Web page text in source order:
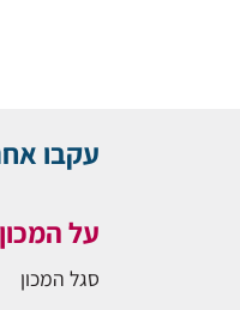
עקבו
על המכון
סגל המכון